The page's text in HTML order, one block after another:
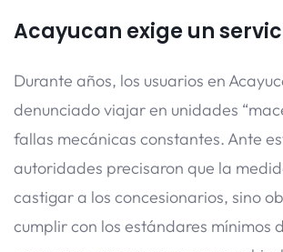
Acayucan exige un
Durante años, los usuarios en
denunciado viajar en unidades
fallas mecánicas constantes. Ante
autoridades precisaron que la
castigar a los concesionarios, sino
cumplir con los estándares mínimos